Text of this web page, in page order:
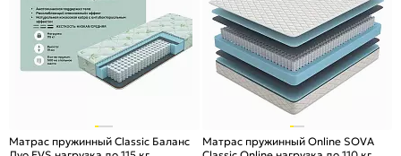
Матрас пружинный Classic Баланс
Матрас пружинный Online SOVA